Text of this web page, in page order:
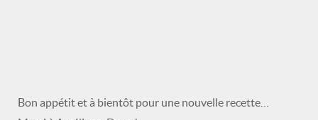
Bon appétit et à bientôt pour une nouvelle recette…